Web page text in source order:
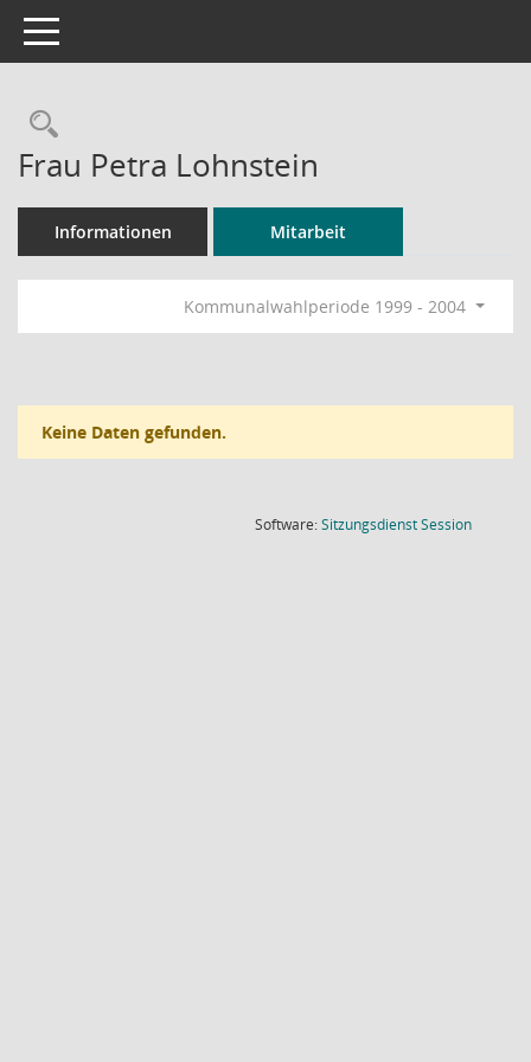
Toggle navigation
Rechercheauswahl
Frau Petra Lohnstein
Informationen Mitarbeit
Kommunalwahlperiode 1999 - 2004
Keine Daten gefunden.
Software:SitzungsdienstSession(Wird in